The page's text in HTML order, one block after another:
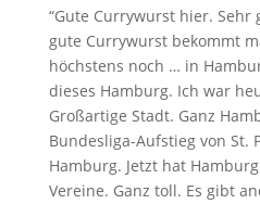
“Gute Currywurst hier. Sehr
gute Currywurst bekommt
höchstens noch … in
dieses Hamburg. Ich war
Großartige Stadt. Ganz
Bundesliga-Aufstieg von St.
Hamburg. Jetzt hat
Vereine. Ganz toll. Es gibt